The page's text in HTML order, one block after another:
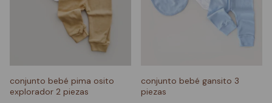
conjunto bebé pima osito
explorador 2 piezas
conjunto bebé gansito 3
piezas